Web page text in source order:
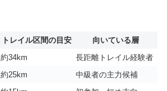
トレイル区間の目安
向いている層
約34km
長距離トレイル経験者
約25km
中級者の主力候補